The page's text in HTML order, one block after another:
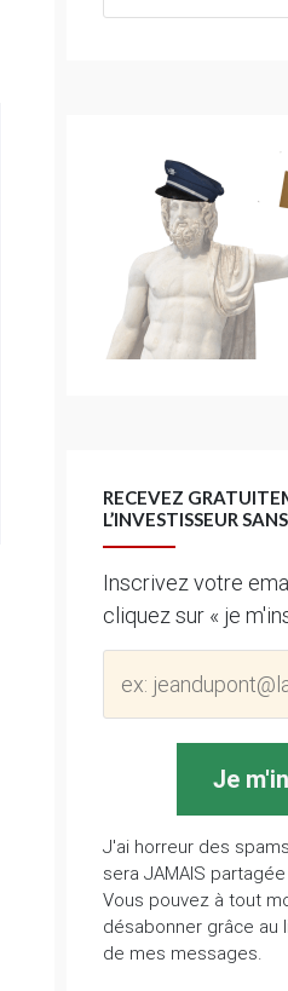
RECEVEZ
L’INVESTISSEUR
Inscrivez votre
cliquez sur « je
J'ai horreur des
sera JAMAIS
Vous pouvez à tout
désabonner grâce au
de mes messages.